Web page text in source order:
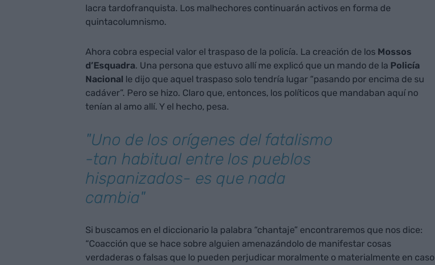
lacra tardofranquista. Los malhechores continuarán activos en forma de
quintacolumnismo.
Ahora cobra especial valor el traspaso de la policía. La creación de los Mossos
d’Esquadra. Una persona que estuvo allí me explicó que un mando de la Policía
Nacional le dijo que aquel traspaso solo tendría lugar “pasando por encima de su
cadáver”. Pero se hizo. Claro que, entonces, los políticos que mandaban aquí no
tenían al amo allí. Y el hecho, pesa.
"Uno de los orígenes del fatalismo
-tan habitual entre los pueblos
hispanizados- es que nada
cambia"
Si buscamos en el diccionario la palabra “chantaje” encontraremos que nos dice:
“Coacción que se hace sobre alguien amenazándolo de manifestar cosas
verdaderas o falsas que lo pueden perjudicar moralmente o materialmente en caso